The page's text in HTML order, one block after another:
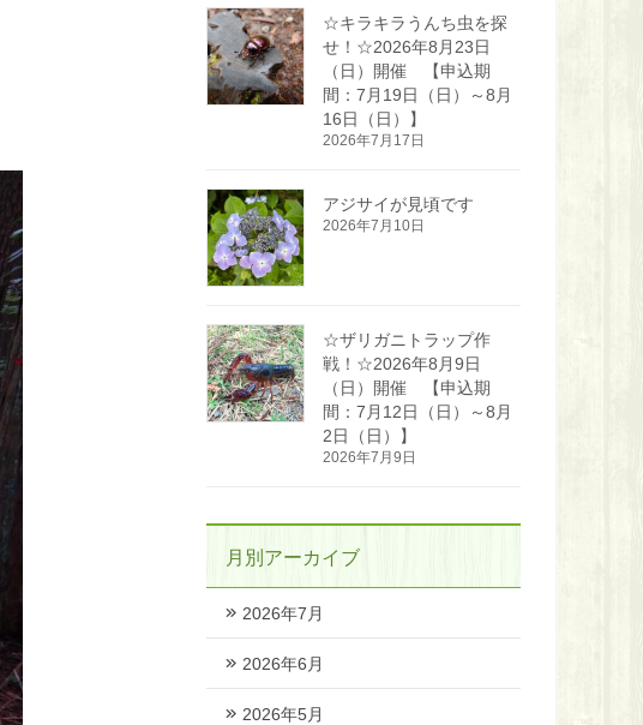
☆キラキラうんち虫を探
せ！☆2026年8月23日
（日）開催 【申込期
間：7月19日（日）～8月
16日（日）】
2026年7月17日
アジサイが見頃です
2026年7月10日
☆ザリガニトラップ作
戦！☆2026年8月9日
（日）開催 【申込期
間：7月12日（日）～8月
2日（日）】
2026年7月9日
月別アーカイブ
2026年7月
2026年6月
2026年5月